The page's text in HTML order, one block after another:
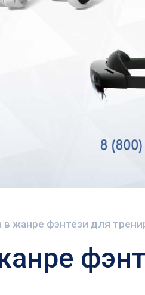
в жанре фэнтези для